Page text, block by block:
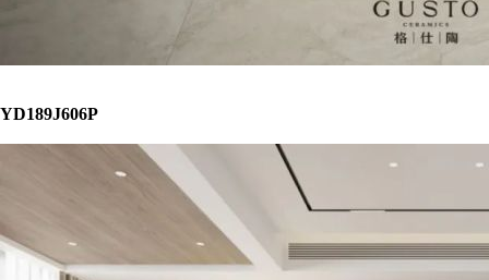
YD189J606P